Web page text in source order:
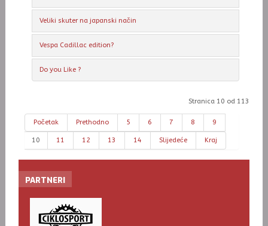
Veliki skuter na japanski način
Vespa Cadillac edition?
Do you Like ?
Stranica 10 od 113
Početak Prethodno 5 6 7 8 9
10 11 12 13 14 Slijedeće Kraj
PARTNERI